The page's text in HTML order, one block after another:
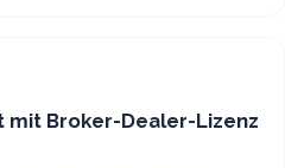
Broker-Dealer-Lizenz